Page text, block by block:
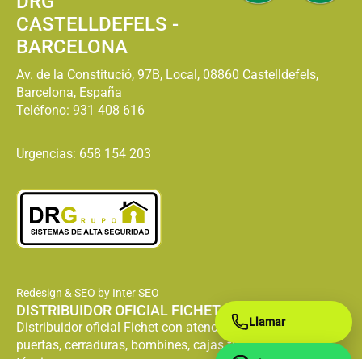
CASTELLDEFELS -
BARCELONA
Av. de la Constitució, 97B, Local, 08860 Castelldefels,
Barcelona, España
Teléfono: 931 408 616
Urgencias: 658 154 203
Redesign & SEO by Inter SEO
DISTRIBUIDOR OFICIAL FICHET
Distribuidor oficial Fichet con atención especializada en
puertas, cerraduras, bombines, cajas fuertes y servicio
Llamar